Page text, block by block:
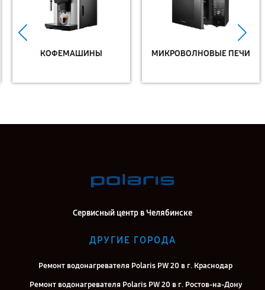
КОФЕМАШИНЫ МИКРОВОЛНОВЫЕ ПЕЧИ
Сервисный центр в Челябинске
ДРУГИЕ ГОРОДА
Ремонт водонагревателя Polaris PW 20 в г. Краснодар
Ремонт водонагревателя Polaris PW 20 в г. Ростов-на-Дону